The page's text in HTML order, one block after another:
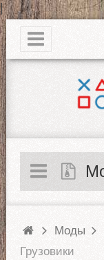
|
Моды
Грузовики